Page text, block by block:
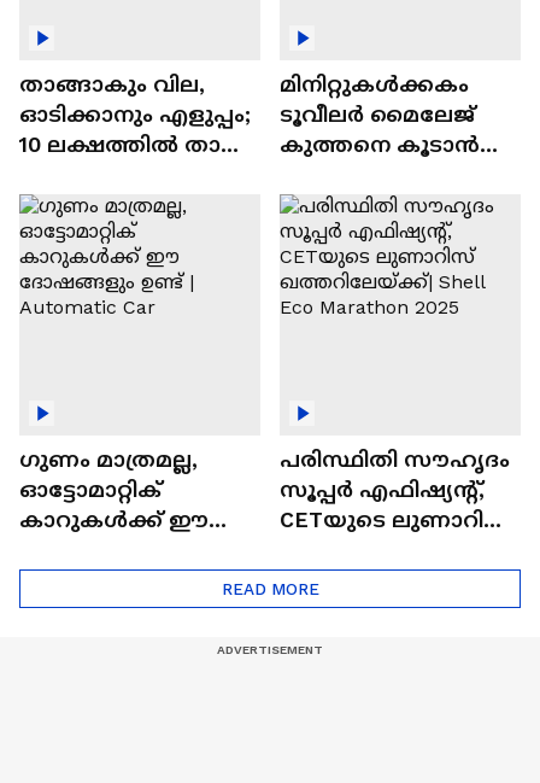
താങ്ങാകും വില,
ഓടിക്കാനും എളുപ്പം;
10 ലക്ഷത്തിൽ താഴെ
ഓട്ടോമാറ്റിക്ക്
എസ്‍യുവികൾ
മിനിറ്റുകൾക്കകം
ടൂവീലർ മൈലേജ്
കുത്തനെ കൂടാൻ
ഗുണം മാത്രമല്ല,
ഓട്ടോമാറ്റിക്
കാറുകൾക്ക് ഈ
പരിസ്ഥിതി സൗഹൃദം
സൂപ്പർ എഫിഷ്യന്റ്,
CETയുടെ ലുണാറിസ്
Eco Marathon 2025
READ MORE